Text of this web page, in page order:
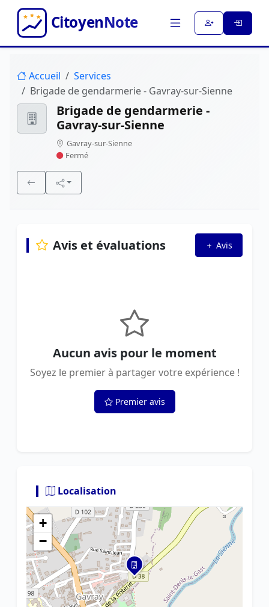
Accueil
Services
Brigade de gendarmerie - Gavray-sur-Sienne
Brigade de gendarmerie -
Gavray-sur-Sienne
Gavray-sur-Sienne
Fermé
Avis et évaluations Avis
Aucun avis pour le moment
Soyez le premier à partager votre expérience !
Premier avis
Localisation
+
−